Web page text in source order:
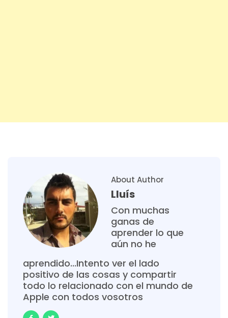
About Author
Lluís
Con muchas
ganas de
aprender lo que
aún no he
aprendido...Intento ver el lado
positivo de las cosas y compartir
todo lo relacionado con el mundo de
Apple con todos vosotros